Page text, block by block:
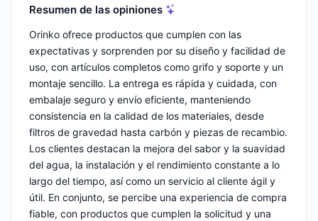
Resumen de las opiniones
Orinko ofrece productos que cumplen con las
expectativas y sorprenden por su diseño y facilidad de
uso, con artículos completos como grifo y soporte y un
montaje sencillo. La entrega es rápida y cuidada, con
embalaje seguro y envío eficiente, manteniendo
consistencia en la calidad de los materiales, desde
filtros de gravedad hasta carbón y piezas de recambio.
Los clientes destacan la mejora del sabor y la suavidad
del agua, la instalación y el rendimiento constante a lo
largo del tiempo, así como un servicio al cliente ágil y
útil. En conjunto, se percibe una experiencia de compra
fiable, con productos que cumplen la solicitud y una